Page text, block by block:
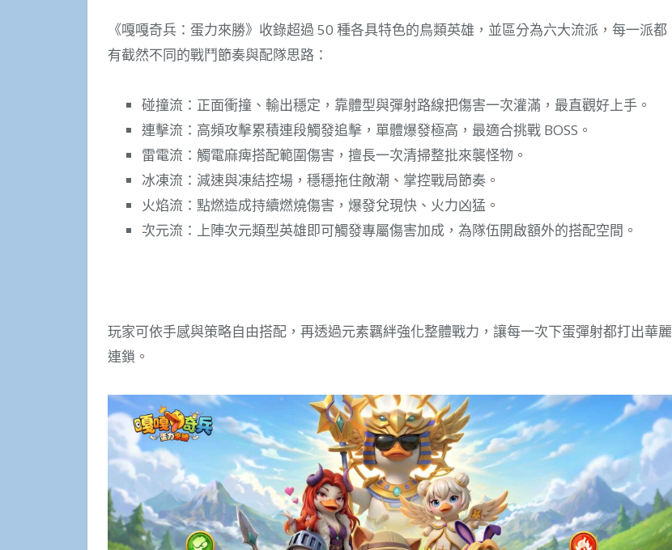
《嘎嘎奇兵：蛋力來勝》收錄超過 50 種各具特色的鳥類英雄，並區分為六大流派，每一派都
有截然不同的戰鬥節奏與配隊思路：
碰撞流：正面衝撞、輸出穩定，靠體型與彈射路線把傷害一次灌滿，最直觀好上手。
連擊流：高頻攻擊累積連段觸發追擊，單體爆發極高，最適合挑戰 BOSS。
雷電流：觸電麻痺搭配範圍傷害，擅長一次清掃整批來襲怪物。
冰凍流：減速與凍結控場，穩穩拖住敵潮、掌控戰局節奏。
火焰流：點燃造成持續燃燒傷害，爆發兌現快、火力凶猛。
次元流：上陣次元類型英雄即可觸發專屬傷害加成，為隊伍開啟額外的搭配空間。
玩家可依手感與策略自由搭配，再透過元素羈絆強化整體戰力，讓每一次下蛋彈射都打出華麗
連鎖。